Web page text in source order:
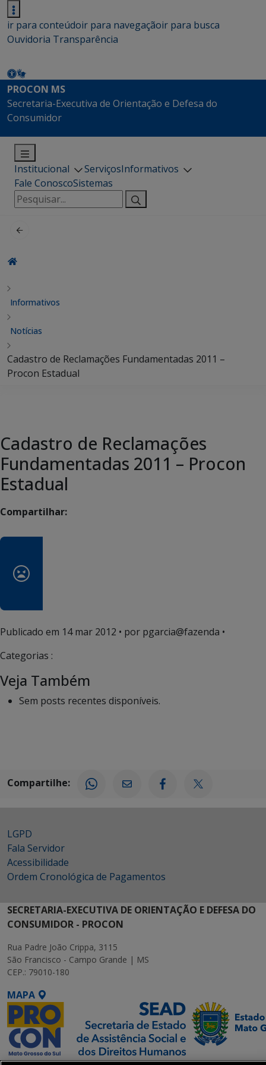
ir para conteúdoir para navegaçãoir para busca
Ouvidoria Transparência
PROCON MS
Secretaria-Executiva de Orientação e Defesa do
Consumidor
Institucional ServiçosInformativos
Fale ConoscoSistemas
Pesquisar
por:
Informativos
Notícias
Cadastro de Reclamações Fundamentadas 2011 –
Procon Estadual
Cadastro de Reclamações
Fundamentadas 2011 – Procon
Estadual
Compartilhar:
Publicado em 14 mar 2012 • por pgarcia@fazenda •
Categorias :
Veja Também
Sem posts recentes disponíveis.
Compartilhe:
LGPD
Fala Servidor
Acessibilidade
Ordem Cronológica de Pagamentos
SECRETARIA-EXECUTIVA DE ORIENTAÇÃO E DEFESA DO
CONSUMIDOR - PROCON
Rua Padre João Crippa, 3115
São Francisco - Campo Grande | MS
CEP.: 79010-180
MAPA